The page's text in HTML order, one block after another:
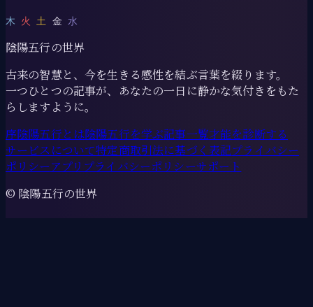
木 火 土 金 水
陰陽五行の世界
古来の智慧と、今を生きる感性を結ぶ言葉を綴ります。
一つひとつの記事が、あなたの一日に静かな気付きをもた
らしますように。
序陰陽五行とは陰陽五行を学ぶ記事一覧才能を診断する
サービスについて特定商取引法に基づく表記プライバシー
ポリシーアプリプライバシーポリシーサポート
© 陰陽五行の世界